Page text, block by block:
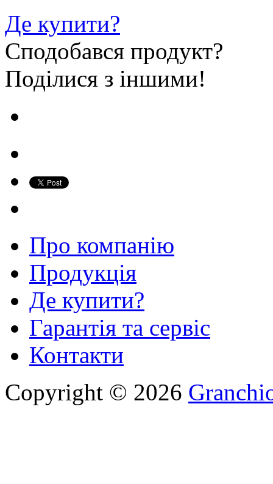
Де купити?
Сподобався продукт?
Поділися з іншими!
Про компанію
Продукція
Де купити?
Гарантія та сервіс
Контакти
Copyright © 2026